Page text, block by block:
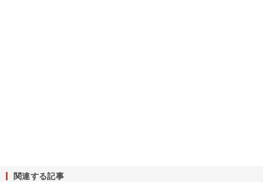
関連する記事